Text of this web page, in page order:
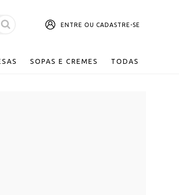
ENTRE OU CADASTRE-SE
SOPAS E CREMES TODAS